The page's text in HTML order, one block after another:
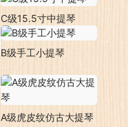
C级15.5寸中提琴
B级手工小提琴
A级虎皮纹仿古大提琴